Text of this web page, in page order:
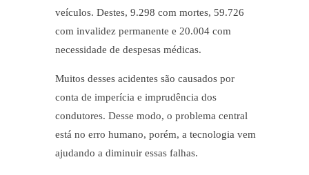
veículos. Destes, 9.298 com mortes, 59.726
com invalidez permanente e 20.004 com
necessidade de despesas médicas.
Muitos desses acidentes são causados por
conta de imperícia e imprudência dos
condutores. Desse modo, o problema central
está no erro humano, porém, a tecnologia vem
ajudando a diminuir essas falhas.